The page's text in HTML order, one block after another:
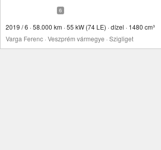
2019 / 6 · 58.000 km · 55 kW (74 LE) · dízel · 1480 cm³
Varga Ferenc · Veszprém vármegye · Szigliget